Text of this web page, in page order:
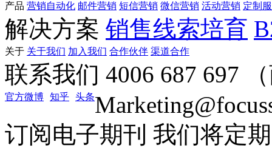
产品 营销自动化 邮件营销 短信营销 微信营销 活动营销 定制
解决方案 销售线索培育
关于 关于我们 加入我们 合作伙伴 渠道合作
联系我们 4006 687 697
官方微博 知乎 头条
订阅电子期刊 我们将定